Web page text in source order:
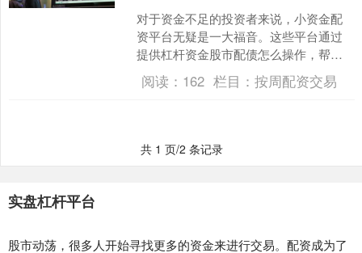
对于资金不足的投资者来说，小资金配
资平台无疑是一大福音。这些平台通过
提供杠杆资金股市配债怎么操作，帮助
投资者放大收益，从而提高炒股效率。
其次，成功配资的绝技之....
阅读： 162 栏目： 按周配资交易
共 1 页/2 条记录
实盘杠杆平台
股市动荡，很多人开始寻找更多的资金来进行交易。配资成为了